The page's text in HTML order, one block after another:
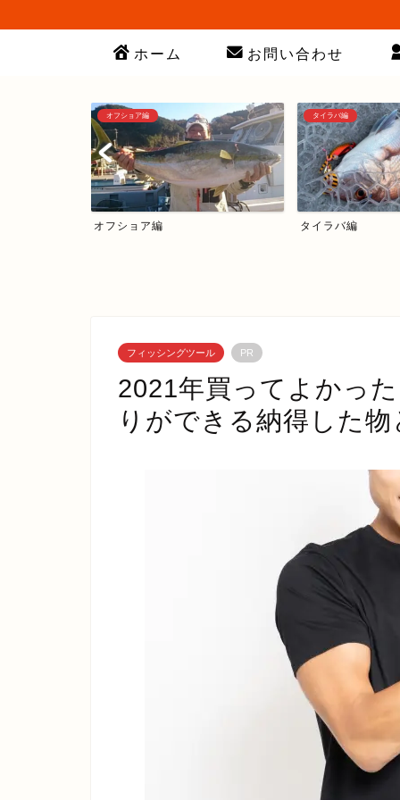
ホーム お問い合わせ
オフショア編
オフショア編
タイラバ編
タイラバ編
フィッシングツール PR
2021年買ってよかっ
りができる納得した